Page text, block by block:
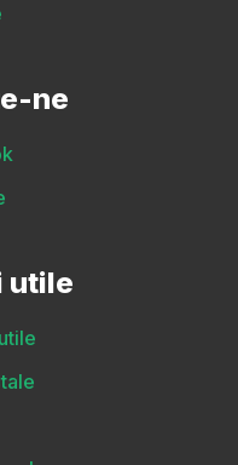
ne
utile